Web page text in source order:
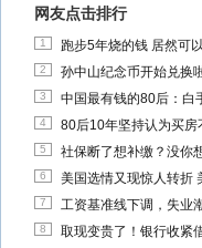
网友点击排行
1 跑步5年烧的钱 居然可
2 孙中山纪念币开始兑换
3 中国最有钱的80后：白
4 80后10年坚持认为买房
5 社保断了想补缴？没你
6 美国选情又现惊人转折
7 工资基准线下调，失业
8 取现变贵了！银行收紧